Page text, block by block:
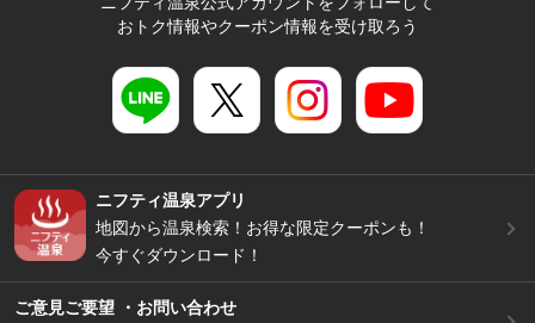
おトク情報やクーポン情報を受け取ろう
ニフティ温泉アプリ
地図から温泉検索！お得な限定クーポンも！
今すぐダウンロード！
ご意見ご要望 ・お問い合わせ